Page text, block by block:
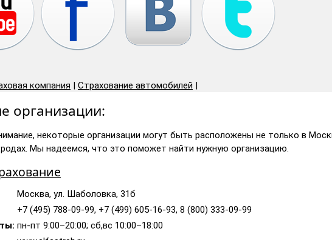
компания | Страхование автомобилей |
организации:
некоторые организации могут быть расположены не только в
Мы надеемся, что это поможет найти нужную организацию.
Москва, ул. Шаболовка, 31б
+7 (495) 788-09-99, +7 (499) 605-16-93, 8 (800) 333-09-99
пн-пт 9:00–20:00; сб,вс 10:00–18:00